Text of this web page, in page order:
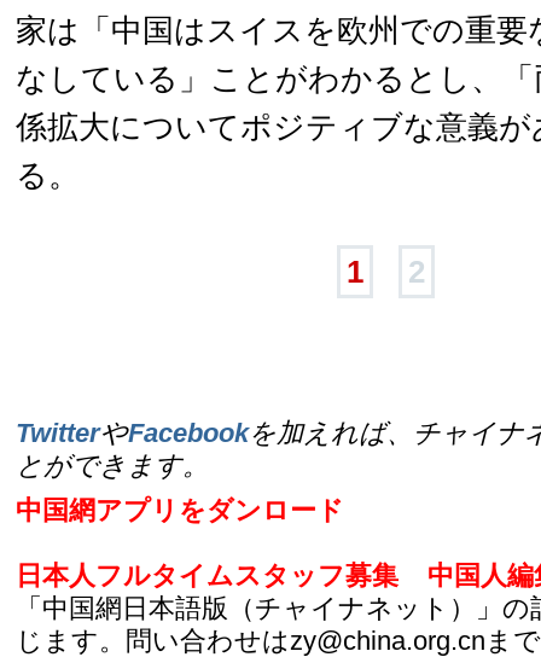
家は「中国はスイスを欧州での重要
なしている」ことがわかるとし、
係拡大についてポジティブな意義
る。
1 2
TwitterやFacebookを加えれば、チャイナ
とができます。
中国網アプリをダンロード
日本人フルタイムスタッフ募集
中国人
「中国網日本語版（チャイナネット）」
じます。問い合わせはzy@china.org.cnまで